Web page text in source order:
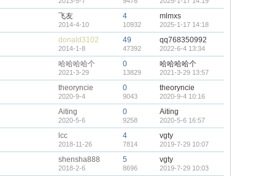
飞友
2014-4-10
4
10932
mlmxs
2025-1-17 14:18
donald3102
2014-1-8
49
47392
qq768350992
2022-6-4 13:34
哈哈哈哈个
2021-3-29
0
13829
哈哈哈哈个
2021-3-29 13:57
theoryncie
2020-9-4
0
9043
theoryncie
2020-9-4 10:16
Aiting
2020-5-6
0
9258
Aiting
2020-5-6 16:57
lcc
2018-11-26
4
7814
vgty
2019-7-29 10:07
shensha888
2018-2-6
5
8696
vgty
2019-7-29 10:03